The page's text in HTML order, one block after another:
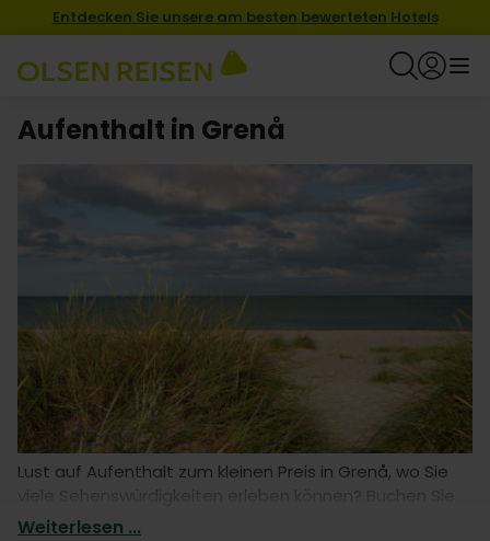
Entdecken Sie unsere am besten bewerteten Hotels
Aufenthalt in Grenå
Lust auf Aufenthalt zum kleinen Preis in Grenå, wo Sie
viele Sehenswürdigkeiten erleben können? Buchen Sie
einen Aufenthalt in einem von unseren vielen Hotels.
Weiterlesen ...